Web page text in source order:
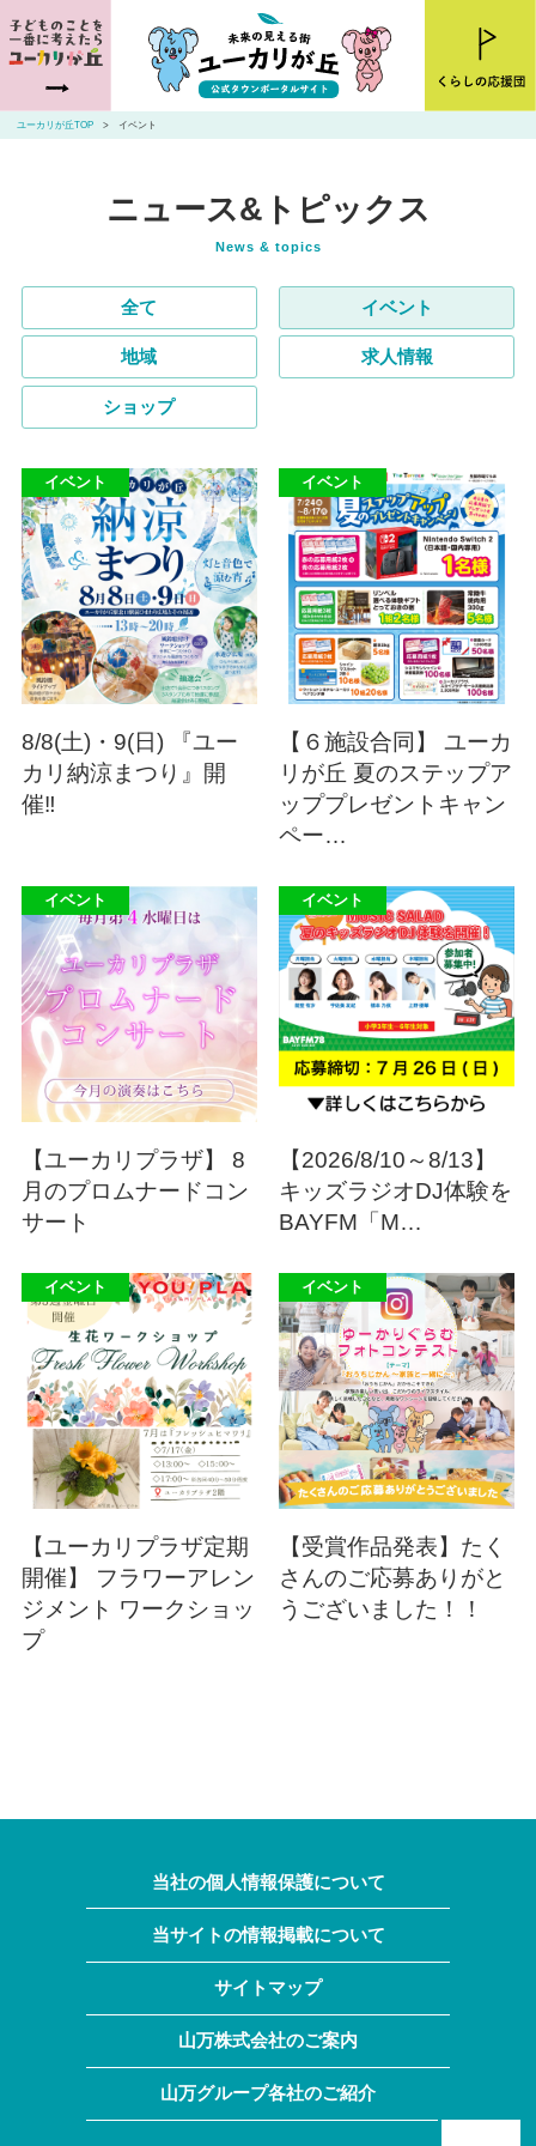
ユーカリが丘とは
ニュース
住まいを探す
山万ユーカリが丘線・こあらバス
お問い合わせ
ユーカリが丘TOP イベント
ニュース&トピックス
全て イベント
地域 求人情報
ショップ
イベント
8/8(土)・9(日) 『ユー
カリ納涼まつり』開
催‼
イベント
【６施設合同】 ユーカ
リが丘 夏のステップア
ッププレゼントキャン
ペー…
イベント
【ユーカリプラザ】 8
月のプロムナードコン
サート
イベント
【2026/8/10～8/13】
キッズラジオDJ体験を
BAYFM「M…
イベント
【ユーカリプラザ定期
開催】 フラワーアレン
ジメント ワークショッ
プ
イベント
【受賞作品発表】たく
さんのご応募ありがと
うございました！！
当社の個人情報保護について
当サイトの情報掲載について
サイトマップ
山万株式会社のご案内
山万グループ各社のご紹介